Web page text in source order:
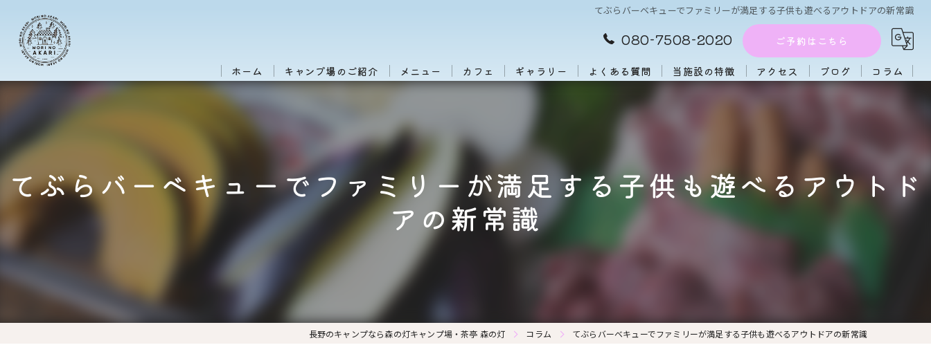
てぶらバーベキューでファミリーが満足する子供も遊べるアウトドアの新常識
080-7508-2020 ご予約はこちら
ホーム キャンプ場のご紹介 メニュー カフェ ギャラリー よくある質問 当施設の特徴
団体
アクセス ブログ コラム
てぶらバーベキューでファミリーが満足する子供も遊べるアウトド
アの新常識
長野のキャンプなら森の灯キャンプ場・茶亭 森の灯 コラム てぶらバーベキューでファミリーが満足する子供も遊べるアウトドアの新常識